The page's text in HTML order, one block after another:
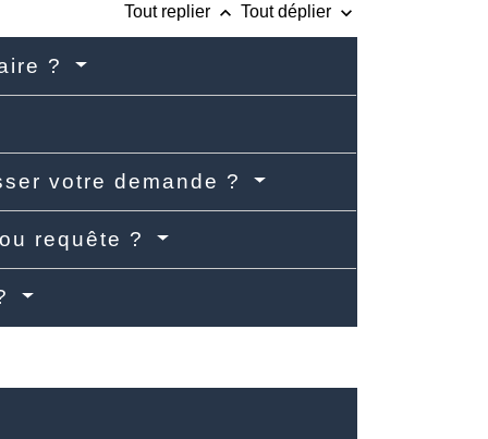
Tout replier keyboard_arrow_up Tout déplier keyboard_arrow_down
?
votre demande ?
requête ?